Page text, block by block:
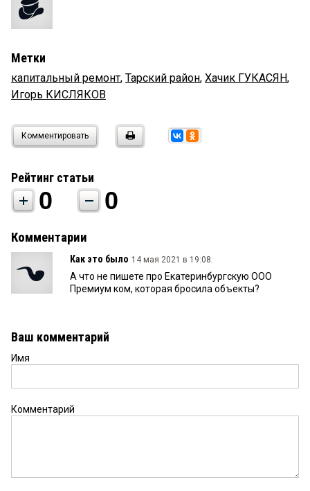
Метки
капитальный ремонт, Тарский район, Хачик ГУКАСЯН,
Игорь КИСЛЯКОВ
Комментировать
Рейтинг статьи
0 0
Комментарии
Как это было 14 мая 2021 в 19:08:
А что не пишете про Екатеринбургскую ООО
Премиум ком, которая бросила объекты?
Ваш комментарий
Имя
Комментарий